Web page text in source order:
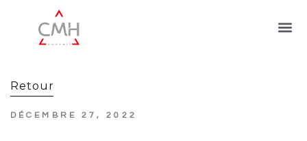
Retour
DÉCEMBRE 27, 2022